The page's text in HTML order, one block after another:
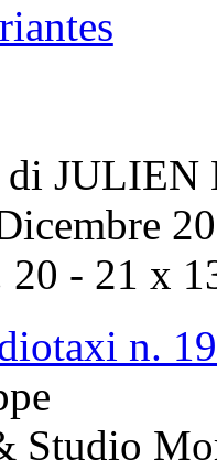
JULIEN
20 - 21 x
n. 19
Studio